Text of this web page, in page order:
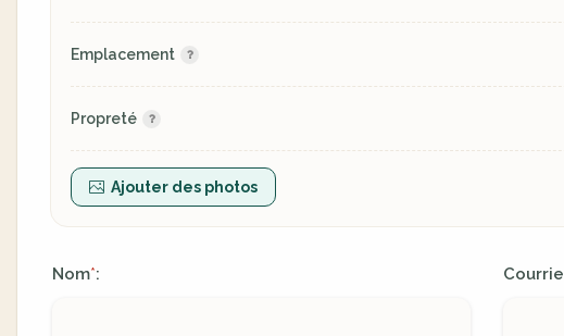
Emplacement
Propreté
Ajouter des photos
Nom*: